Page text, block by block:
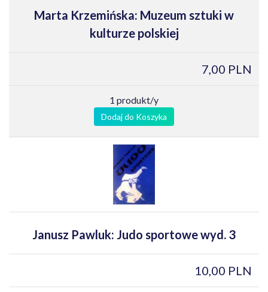
Marta Krzemińska: Muzeum sztuki w
kulturze polskiej
7,00 PLN
1 produkt/y
Dodaj do Koszyka
Janusz Pawluk: Judo sportowe wyd. 3
10,00 PLN